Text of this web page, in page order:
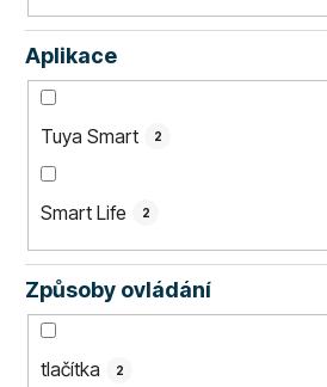
Aplikace
Tuya Smart 2
Smart Life 2
Způsoby ovládání
tlačítka 2